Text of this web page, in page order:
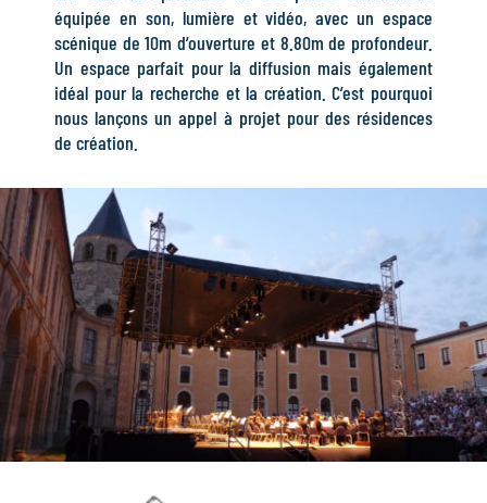
équipée en son, lumière et vidéo, avec un espace
scénique de 10m d’ouverture et 8.80m de profondeur.
Un espace parfait pour la diffusion mais également
idéal pour la recherche et la création. C’est pourquoi
nous lançons un appel à projet pour des résidences
de création.